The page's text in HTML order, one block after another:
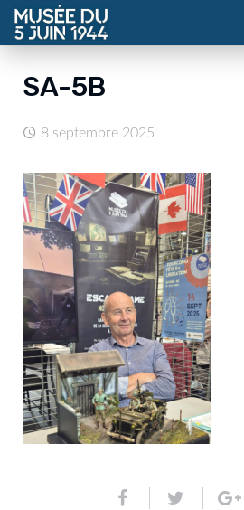
VISITES
CONTACT
BILLETTERIE
SA-5B
8 septembre 2025